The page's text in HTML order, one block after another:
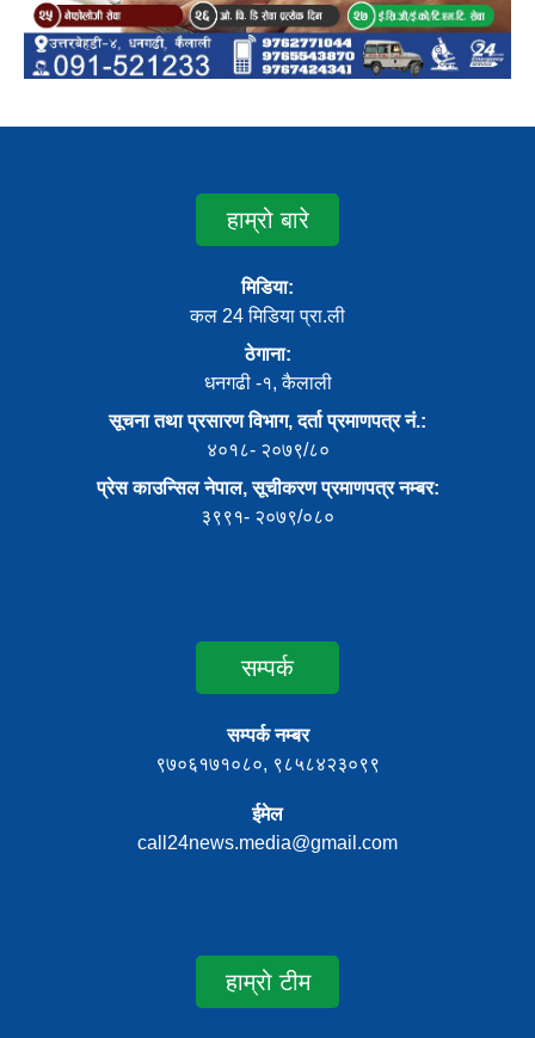
हाम्रो बारे
मिडिया:
कल 24 मिडिया प्रा.ली
ठेगाना:
धनगढी -१, कैलाली
सूचना तथा प्रसारण विभाग, दर्ता प्रमाणपत्र नं.:
४०१८- २०७९/८०
प्रेस काउन्सिल नेपाल, सूचीकरण प्रमाणपत्र नम्बर:
३९९१- २०७९/०८०
सम्पर्क
सम्पर्क नम्बर
९७०६१७१०८०, ९८५८४२३०९९
ईमेल
call24news.media@gmail.com
हाम्रो टीम